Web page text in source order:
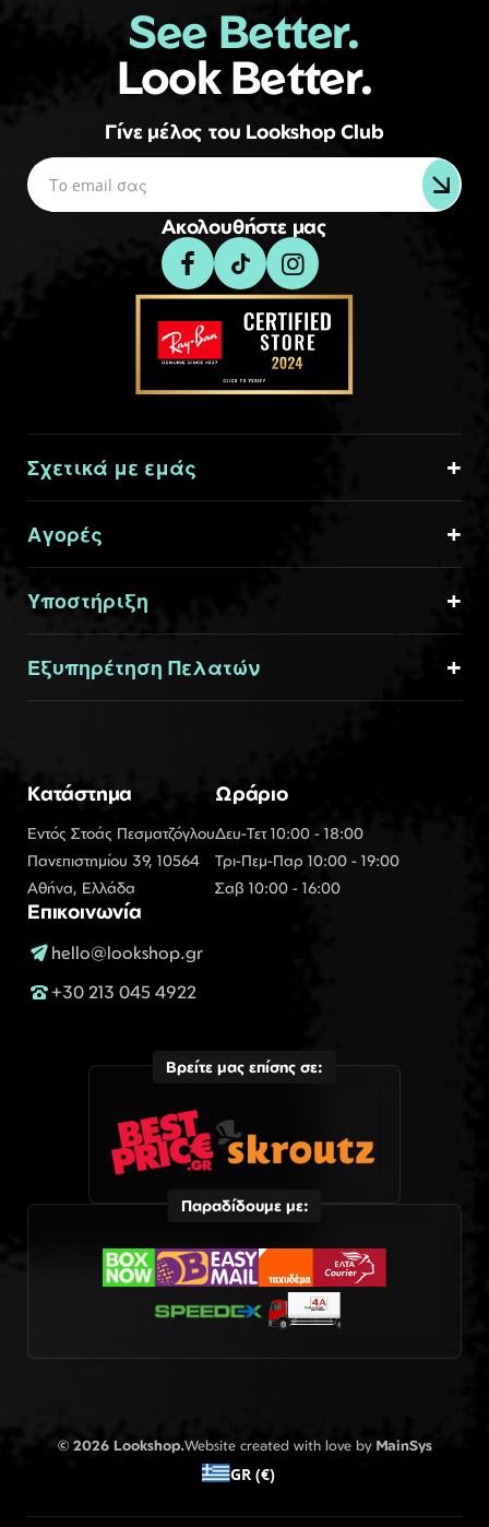
See Better.
Look Better.
Γίνε μέλος του Lookshop Club
Ακολουθήστε μας
Σχετικά με εμάς
Αγορές
Υποστήριξη
Εξυπηρέτηση Πελατών
Κατάστημα
Εντός Στοάς Πεσματζόγλου
Πανεπιστημίου 39, 10564
Αθήνα, Ελλάδα
Ωράριο
Δευ-Τετ 10:00 - 18:00
Τρι-Πεμ-Παρ 10:00 - 19:00
Σαβ 10:00 - 16:00
Επικοινωνία
hello@lookshop.gr
+30 213 045 4922
Βρείτε μας επίσης σε:
Παραδίδουμε με:
© 2026 Lookshop.Website created with love by MainSys
GR (€)